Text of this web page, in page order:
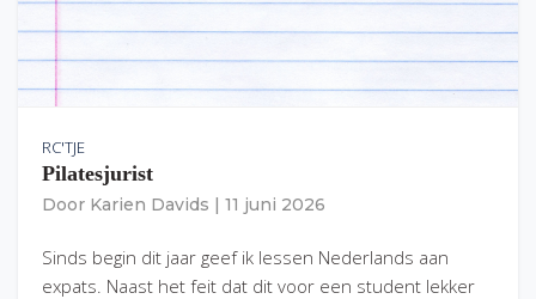
RC'TJE
Pilatesjurist
Door Karien Davids 11 juni 2026
Sinds begin dit jaar geef ik lessen Nederlands aan
expats. Naast het feit dat dit voor een student lekker